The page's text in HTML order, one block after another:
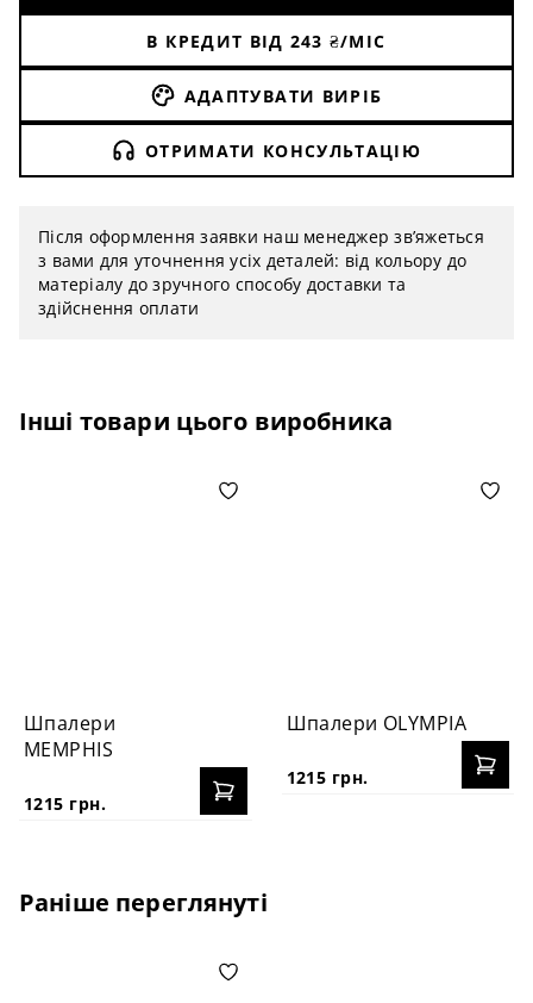
Вологостійкі шпалери доступні до замовлення від
3 м2, в комплект входить склополотно,
спеціалізована грунтовка, клей, захисний лак.
В КРЕДИТ ВІД 243 ₴/МІС
АДАПТУВАТИ ВИРІБ
ОТРИМАТИ КОНСУЛЬТАЦІЮ
Після оформлення заявки наш менеджер зв’яжеться
з вами для уточнення усіх деталей: від кольору до
матеріалу до зручного способу доставки та
здійснення оплати
Інші товари цього виробника
Шпалери
MEMPHIS
1215 грн.
Шпалери OLYMPIA
1215 грн.
Раніше переглянуті